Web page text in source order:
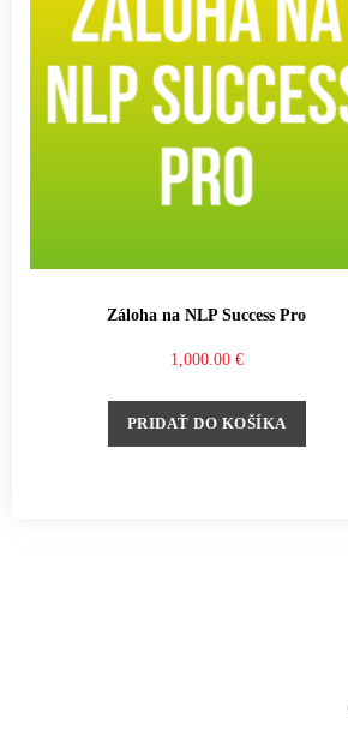
Záloha na NLP Success Pro
1,000.00 €
PRIDAŤ DO KOŠÍKA